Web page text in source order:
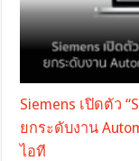
Siemens เปิดตัว
ยกระดับงาน
ไอที